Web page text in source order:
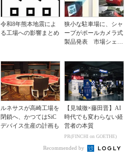
令和8年熊本地震によ
る工場への影響まとめ
狭小な駐車場に、シャ
ープがポールカメラ式
製品発表 市場シェア
ルネサスが高崎工場を
閉鎖へ、かつてはSiC
デバイス生産の計画も
【見城徹×藤田晋】AI
時代でも変わらない経
営者の本質
PR(FINCHI on GOETHE)
Recommended by